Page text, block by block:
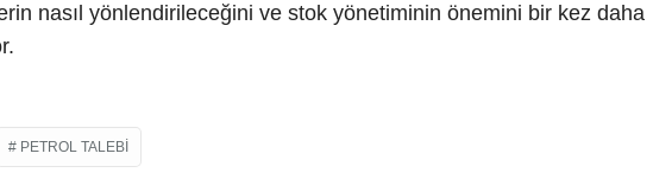
nasıl yönlendirileceğini ve stok yönetiminin önemini bir kez daha
PETROL TALEBI